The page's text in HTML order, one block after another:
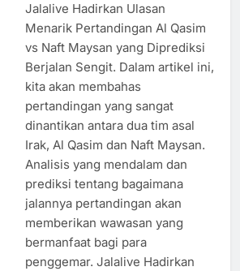
Jalalive Hadirkan Ulasan
Menarik Pertandingan Al Qasim
vs Naft Maysan yang Diprediksi
Berjalan Sengit. Dalam artikel ini,
kita akan membahas
pertandingan yang sangat
dinantikan antara dua tim asal
Irak, Al Qasim dan Naft Maysan.
Analisis yang mendalam dan
prediksi tentang bagaimana
jalannya pertandingan akan
memberikan wawasan yang
bermanfaat bagi para
penggemar. Jalalive Hadirkan